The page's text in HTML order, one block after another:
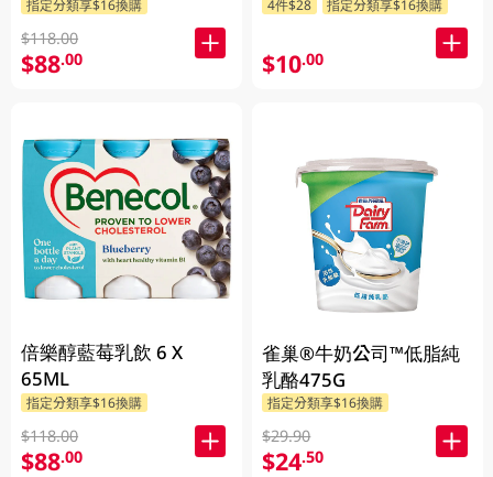
指定分類享$16換購
$118.00
$88.00
倍樂醇藍莓乳飲 6 X
65ML
指定分類享$16換購
$118.00
$88.00
4件$28 指定分類享$16換購
$10.00
雀巢®牛奶公司™低脂純
乳酪475G
指定分類享$16換購
$29.90
$24.50